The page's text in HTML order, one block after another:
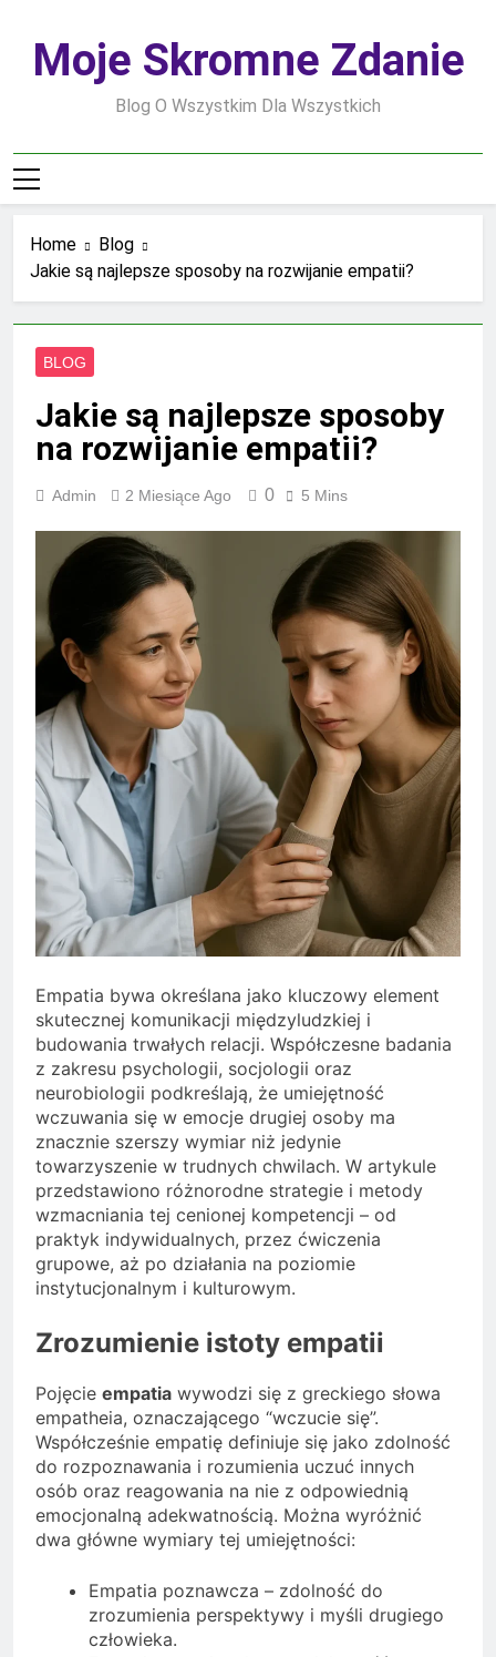
contentMoje Skromne Zdanie
Blog O Wszystkim Dla Wszystkich
Home
Blog
Jakie są najlepsze sposoby na rozwijanie empatii?
BLOG
Jakie są najlepsze sposoby
na rozwijanie empatii?
Admin 2 Miesiące Ago 0 5 Mins
Empatia bywa określana jako kluczowy element
skutecznej komunikacji międzyludzkiej i
budowania trwałych relacji. Współczesne badania
z zakresu psychologii, socjologii oraz
neurobiologii podkreślają, że umiejętność
wczuwania się w emocje drugiej osoby ma
znacznie szerszy wymiar niż jedynie
towarzyszenie w trudnych chwilach. W artykule
przedstawiono różnorodne strategie i metody
wzmacniania tej cenionej kompetencji – od
praktyk indywidualnych, przez ćwiczenia
grupowe, aż po działania na poziomie
instytucjonalnym i kulturowym.
Zrozumienie istoty empatii
Pojęcie empatia wywodzi się z greckiego słowa
empatheia, oznaczającego “wczucie się”.
Współcześnie empatię definiuje się jako zdolność
do rozpoznawania i rozumienia uczuć innych
osób oraz reagowania na nie z odpowiednią
emocjonalną adekwatnością. Można wyróżnić
dwa główne wymiary tej umiejętności:
Empatia poznawcza – zdolność do
zrozumienia perspektywy i myśli drugiego
człowieka.